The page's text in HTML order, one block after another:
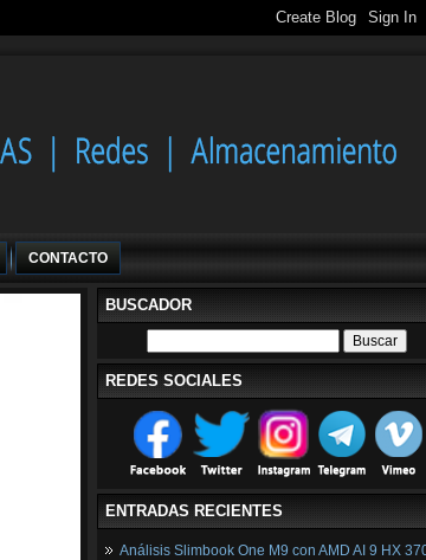
CONTACTO
BUSCADOR
REDES SOCIALES
ENTRADAS RECIENTES
Análisis Slimbook One M9 con AMD AI 9 HX